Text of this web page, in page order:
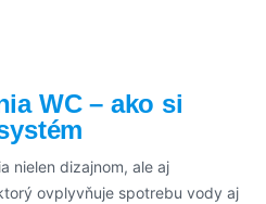
WC – ako si
nielen dizajnom, ale aj
ovplyvňuje spotrebu vody aj